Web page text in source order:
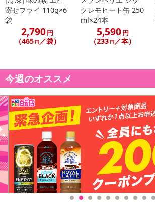
寄せフライ 110g×6
袋
2,790円
（465 円／袋）
クレモヒート缶 250
ml×24本
5,590円
（233 円／本）
今週のオススメ